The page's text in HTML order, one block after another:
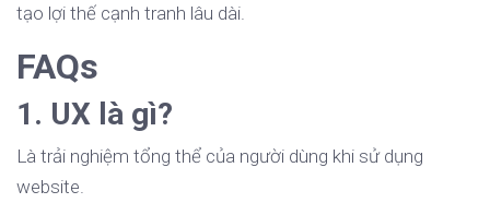
tạo lợi thế cạnh tranh lâu dài.
FAQs
1. UX là gì?
Là trải nghiệm tổng thể của người dùng khi sử dụng
website.